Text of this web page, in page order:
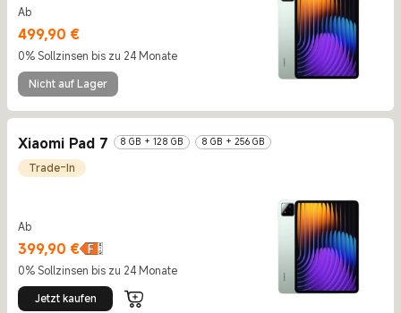
Ab
499,90 €
Current Price €499.9
0% Sollzinsen bis zu 24 Monate
Nicht auf Lager
Xiaomi Pad 7 8 GB + 128 GB 8 GB + 256 GB
Trade-In
Ab
399,90 €
Current Price €399.9
0% Sollzinsen bis zu 24 Monate
Jetzt kaufen